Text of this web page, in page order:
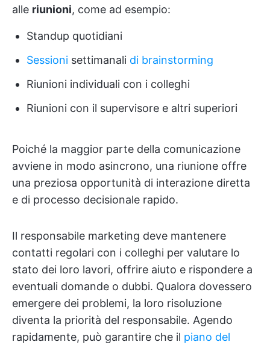
alle riunioni, come ad esempio:
Standup quotidiani
Sessioni settimanali di brainstorming
Riunioni individuali con i colleghi
Riunioni con il supervisore e altri superiori
Poiché la maggior parte della comunicazione
avviene in modo asincrono, una riunione offre
una preziosa opportunità di interazione diretta
e di processo decisionale rapido.
Il responsabile marketing deve mantenere
contatti regolari con i colleghi per valutare lo
stato dei loro lavori, offrire aiuto e rispondere a
eventuali domande o dubbi. Qualora dovessero
emergere dei problemi, la loro risoluzione
diventa la priorità del responsabile. Agendo
rapidamente, può garantire che il piano del